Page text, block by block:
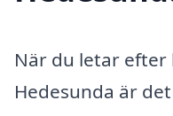
När du letar
Hedesunda är